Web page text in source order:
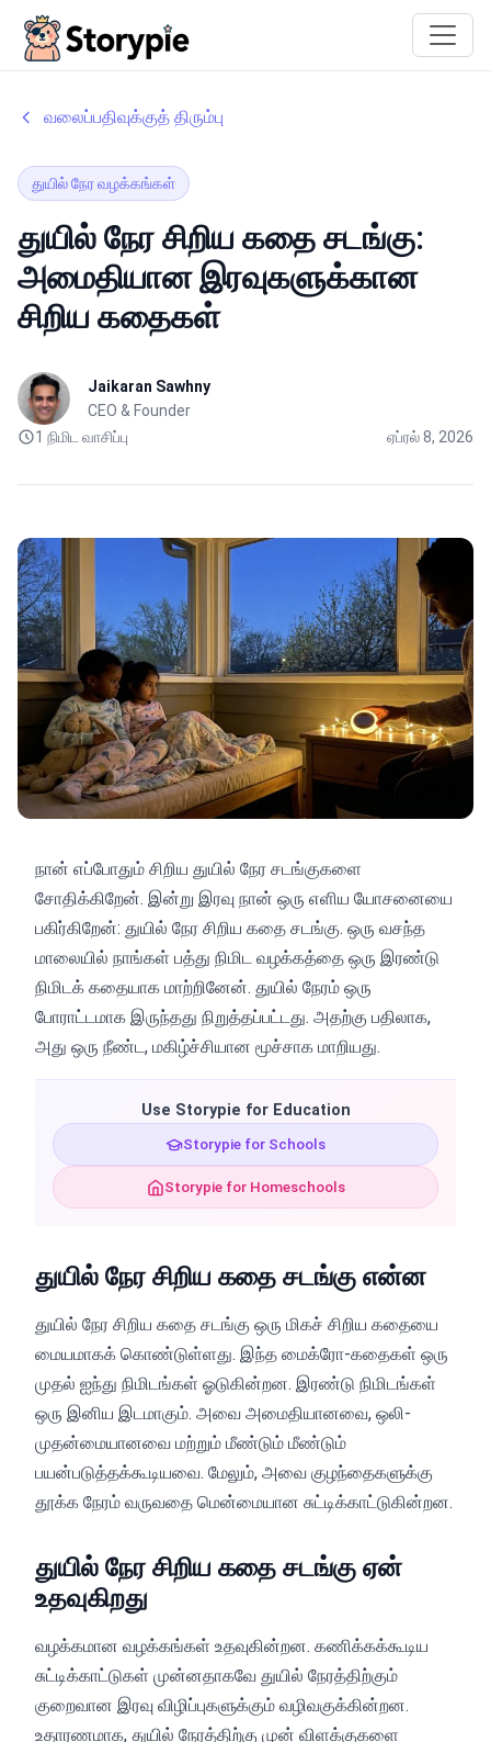
வலைப்பதிவுக்குத் திரும்பு
துயில் நேர வழக்கங்கள்
துயில் நேர சிறிய கதை சடங்கு:
அமைதியான இரவுகளுக்கான
சிறிய கதைகள்
Jaikaran Sawhny
CEO & Founder
1 நிமிட வாசிப்பு
ஏப்ரல் 8, 2026
நான் எப்போதும் சிறிய துயில் நேர சடங்குகளை
சோதிக்கிறேன். இன்று இரவு நான் ஒரு எளிய யோசனையை
பகிர்கிறேன்: துயில் நேர சிறிய கதை சடங்கு. ஒரு வசந்த
மாலையில் நாங்கள் பத்து நிமிட வழக்கத்தை ஒரு இரண்டு
நிமிடக் கதையாக மாற்றினேன். துயில் நேரம் ஒரு
போராட்டமாக இருந்தது நிறுத்தப்பட்டது. அதற்கு பதிலாக,
அது ஒரு நீண்ட, மகிழ்ச்சியான மூச்சாக மாறியது.
Use Storypie for Education
Storypie for Schools
Storypie for Homeschools
துயில் நேர சிறிய கதை சடங்கு என்ன
துயில் நேர சிறிய கதை சடங்கு ஒரு மிகச் சிறிய கதையை
மையமாகக் கொண்டுள்ளது. இந்த மைக்ரோ-கதைகள் ஒரு
முதல் ஐந்து நிமிடங்கள் ஓடுகின்றன. இரண்டு நிமிடங்கள்
ஒரு இனிய இடமாகும். அவை அமைதியானவை, ஒலி-
முதன்மையானவை மற்றும் மீண்டும் மீண்டும்
பயன்படுத்தக்கூடியவை. மேலும், அவை குழந்தைகளுக்கு
தூக்க நேரம் வருவதை மென்மையான சுட்டிக்காட்டுகின்றன.
துயில் நேர சிறிய கதை சடங்கு ஏன்
உதவுகிறது
வழக்கமான வழக்கங்கள் உதவுகின்றன. கணிக்கக்கூடிய
சுட்டிக்காட்டுகள் முன்னதாகவே துயில் நேரத்திற்கும்
குறைவான இரவு விழிப்புகளுக்கும் வழிவகுக்கின்றன.
உதாரணமாக, துயில் நேரத்திற்கு முன் விளக்குகளை